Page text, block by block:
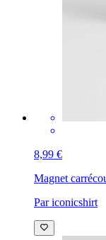
8,99 €
Magnet carré
Par iconicshirt